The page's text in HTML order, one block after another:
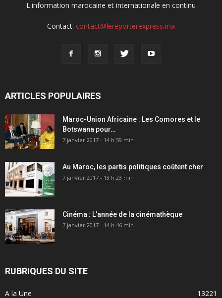
L'information marocaine et internationale en continu
Contact: contact@lereporterexpress.ma
ARTICLES POPULAIRES
Maroc-Union Africaine : Les Comores et le
Botswana pour…
7 janvier 2017 - 14 h 59 min
Au Maroc, les partis politiques coûtent cher
7 janvier 2017 - 13 h 23 min
Cinéma : L’année de la cinémathèque
7 janvier 2017 - 14 h 46 min
RUBRIQUES DU SITE
A la Une 13221